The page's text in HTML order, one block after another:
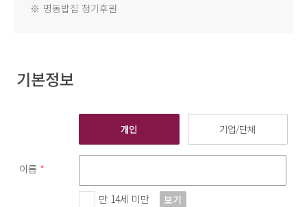
※ 명동밥집 정기후원
기본정보
개인 기업/단체
이름 *
만 14세 미만 보기